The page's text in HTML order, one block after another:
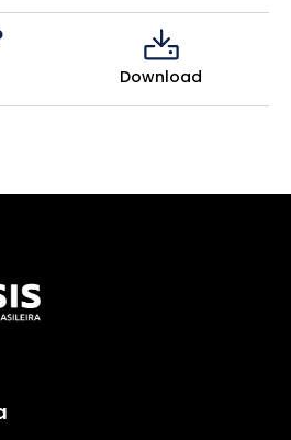
Download
da Vivensis
da Vivensis
da Vivensis
da Vivensis